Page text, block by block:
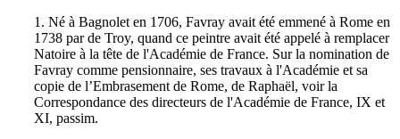
1. Né à Bagnolet en 1706, Favray avait été emmené à Rome en
1738 par de Troy, quand ce peintre avait été appelé à remplacer
Natoire à la tête de l'Académie de France. Sur la nomination de
Favray comme pensionnaire, ses travaux à l'Académie et sa
copie de l’Embrasement de Rome, de Raphaël, voir la
Correspondance des directeurs de l'Académie de France, IX et
XI, passim.